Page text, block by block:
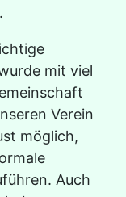
mit viel
Verein
möglich,
Auch